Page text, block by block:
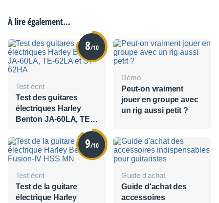
À lire également...
8/10
Test écrit
Test des guitares
électriques Harley
Benton JA-60LA, TE-
Démo
Peut-on vraiment
jouer en groupe avec
un rig aussi petit ?
9/10
Test écrit
Test de la guitare
électrique Harley
Guide d’achat
Guide d'achat des
accessoires